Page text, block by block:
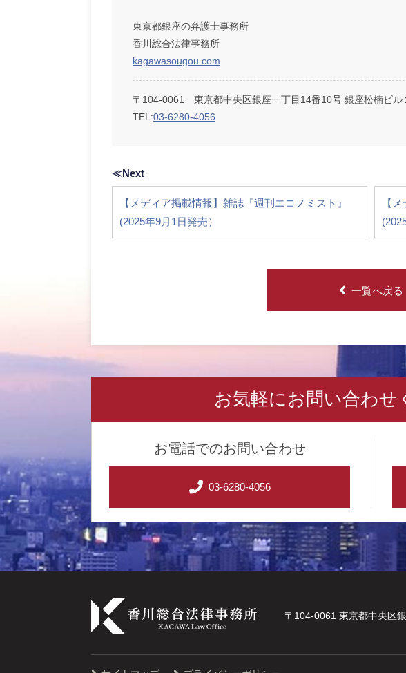
東京都銀座の弁護士事務所
香川総合法律事務所
kagawasougou.com
〒104-0061 東京都中央区銀座一丁目14番10号 銀座松楠ビル
TEL:03-6280-4056
≪Next
【メディア掲載情報】雑誌『週刊エコノミスト』
(2025年9月1日発売）
【
一覧へ戻る
お気軽にお問い合わせ
お電話でのお問い合わせ
03-6280-4056
〒104-0061 東京都中央区